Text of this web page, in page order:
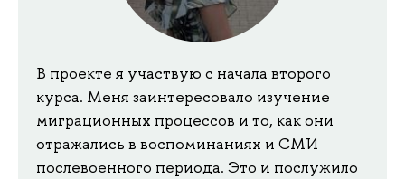
В проекте я участвую с начала второго
курса. Меня заинтересовало изучение
миграционных процессов и то, как они
отражались в воспоминаниях и СМИ
послевоенного периода. Это и послужило